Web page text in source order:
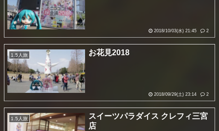
2018/10/03(水) 21:45 2
1.5人旅 お花見2018
2018/09/29(土) 23:14 2
1.5人旅
スイーツパラダイス クレフィ三宮
店